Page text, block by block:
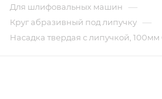
Для шлифовальных машин —
Круг абразивный под липучку —
Насадка твердая с липучкой, 100мм